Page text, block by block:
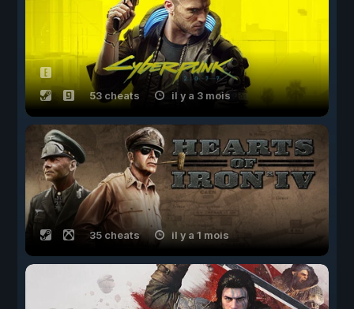
53 cheats il y a 3 mois
35 cheats il y a 1 mois